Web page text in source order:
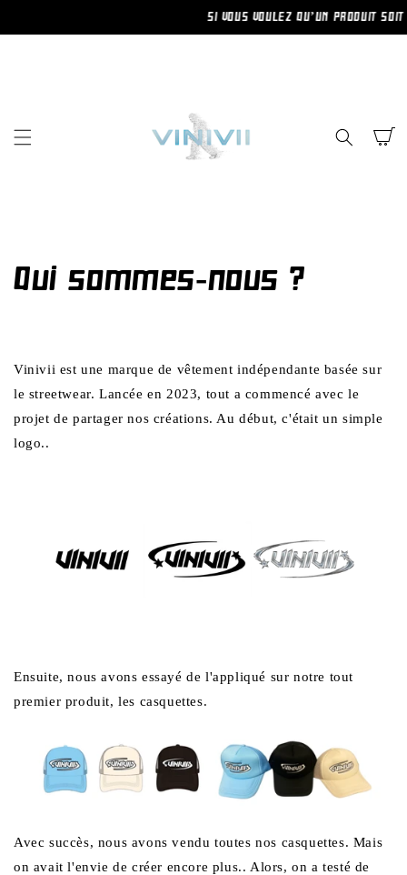
SI VOUS VOULEZ QU’UN PRODUIT SOIT
AU
Panier
Qui sommes-nous ?
Vinivii est une marque de vêtement indépendante basée sur
le streetwear. Lancée en 2023, tout a commencé avec le
projet de partager nos créations. Au début, c'était un simple
logo..
Ensuite, nous avons essayé de l'appliqué sur notre tout
premier produit, les casquettes.
Avec succès, nous avons vendu toutes nos casquettes. Mais
on avait l'envie de créer encore plus.. Alors, on a testé de